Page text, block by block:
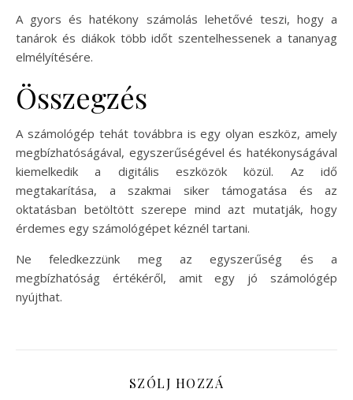
A gyors és hatékony számolás lehetővé teszi, hogy a
tanárok és diákok több időt szentelhessenek a tananyag
elmélyítésére.
Összegzés
A számológép tehát továbbra is egy olyan eszköz, amely
megbízhatóságával, egyszerűségével és hatékonyságával
kiemelkedik a digitális eszközök közül. Az idő
megtakarítása, a szakmai siker támogatása és az
oktatásban betöltött szerepe mind azt mutatják, hogy
érdemes egy számológépet kéznél tartani.
Ne feledkezzünk meg az egyszerűség és a
megbízhatóság értékéről, amit egy jó számológép
nyújthat.
SZÓLJ HOZZÁ